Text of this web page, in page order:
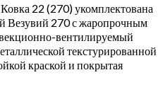
22 (270) укомплектована
Везувий 270 с жаропрочным
вентилируемый
текстурированной
краской и покрытая